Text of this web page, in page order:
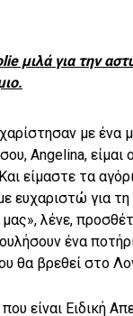
μιλά για την
με ένα
Angelina, είμαι
είμαστε τα
ευχαριστώ για
λένε,
ένα
θα βρεθεί στο
είναι Ειδική